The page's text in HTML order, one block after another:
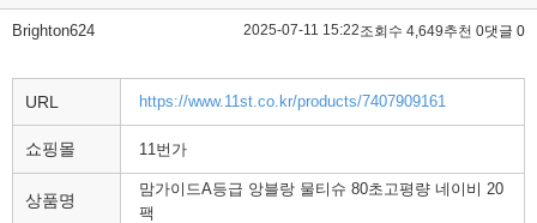
Brighton624 2025-07-11 15:22조회수 4,649추천 0댓글 0
URL https://www.11st.co.kr/products/7407909161
쇼핑몰 11번가
상품명
맘가이드A등급 앙블랑 물티슈 80초고평량 네이비 20
팩